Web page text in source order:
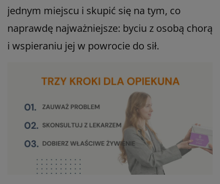
jednym miejscu i skupić się na tym, co
naprawdę najważniejsze: byciu z osobą chorą
i wspieraniu jej w powrocie do sił.